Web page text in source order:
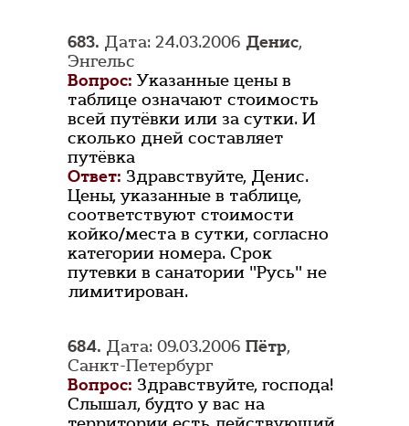
683. Дата: 24.03.2006 Денис,
Энгельс
Вопрос: Указанные цены в
таблице означают стоимость
всей путёвки или за сутки. И
сколько дней составляет
путёвка
Ответ: Здравствуйте, Денис.
Цены, указанные в таблице,
соответствуют стоимости
койко/места в сутки, согласно
категории номера. Срок
путевки в санатории "Русь" не
лимитирован.
684. Дата: 09.03.2006 Пётр,
Санкт-Петербург
Вопрос: Здравствуйте, господа!
Слышал, будто у вас на